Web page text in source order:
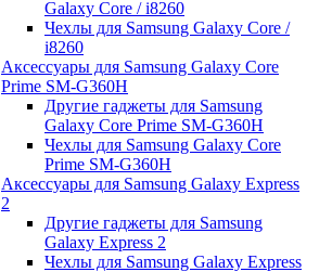
Galaxy Core / i8260
Чехлы для Samsung Galaxy Core /
i8260
Аксессуары для Samsung Galaxy Core
Prime SM-G360H
Другие гаджеты для Samsung
Galaxy Core Prime SM-G360H
Чехлы для Samsung Galaxy Core
Prime SM-G360H
Аксессуары для Samsung Galaxy Express
2
Другие гаджеты для Samsung
Galaxy Express 2
Чехлы для Samsung Galaxy Express